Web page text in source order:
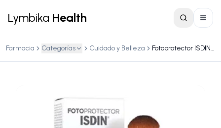
Lymbika Health
Farmacia Categorías Cuidado y Belleza Fotoprotector ISDIN UV Mineral Brush SPF 50+ 2 gr